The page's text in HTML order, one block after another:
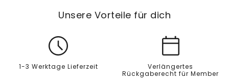
Unsere Vorteile für dich
1-3 Werktage Lieferzeit
Verlängertes
Rückgaberecht für Member